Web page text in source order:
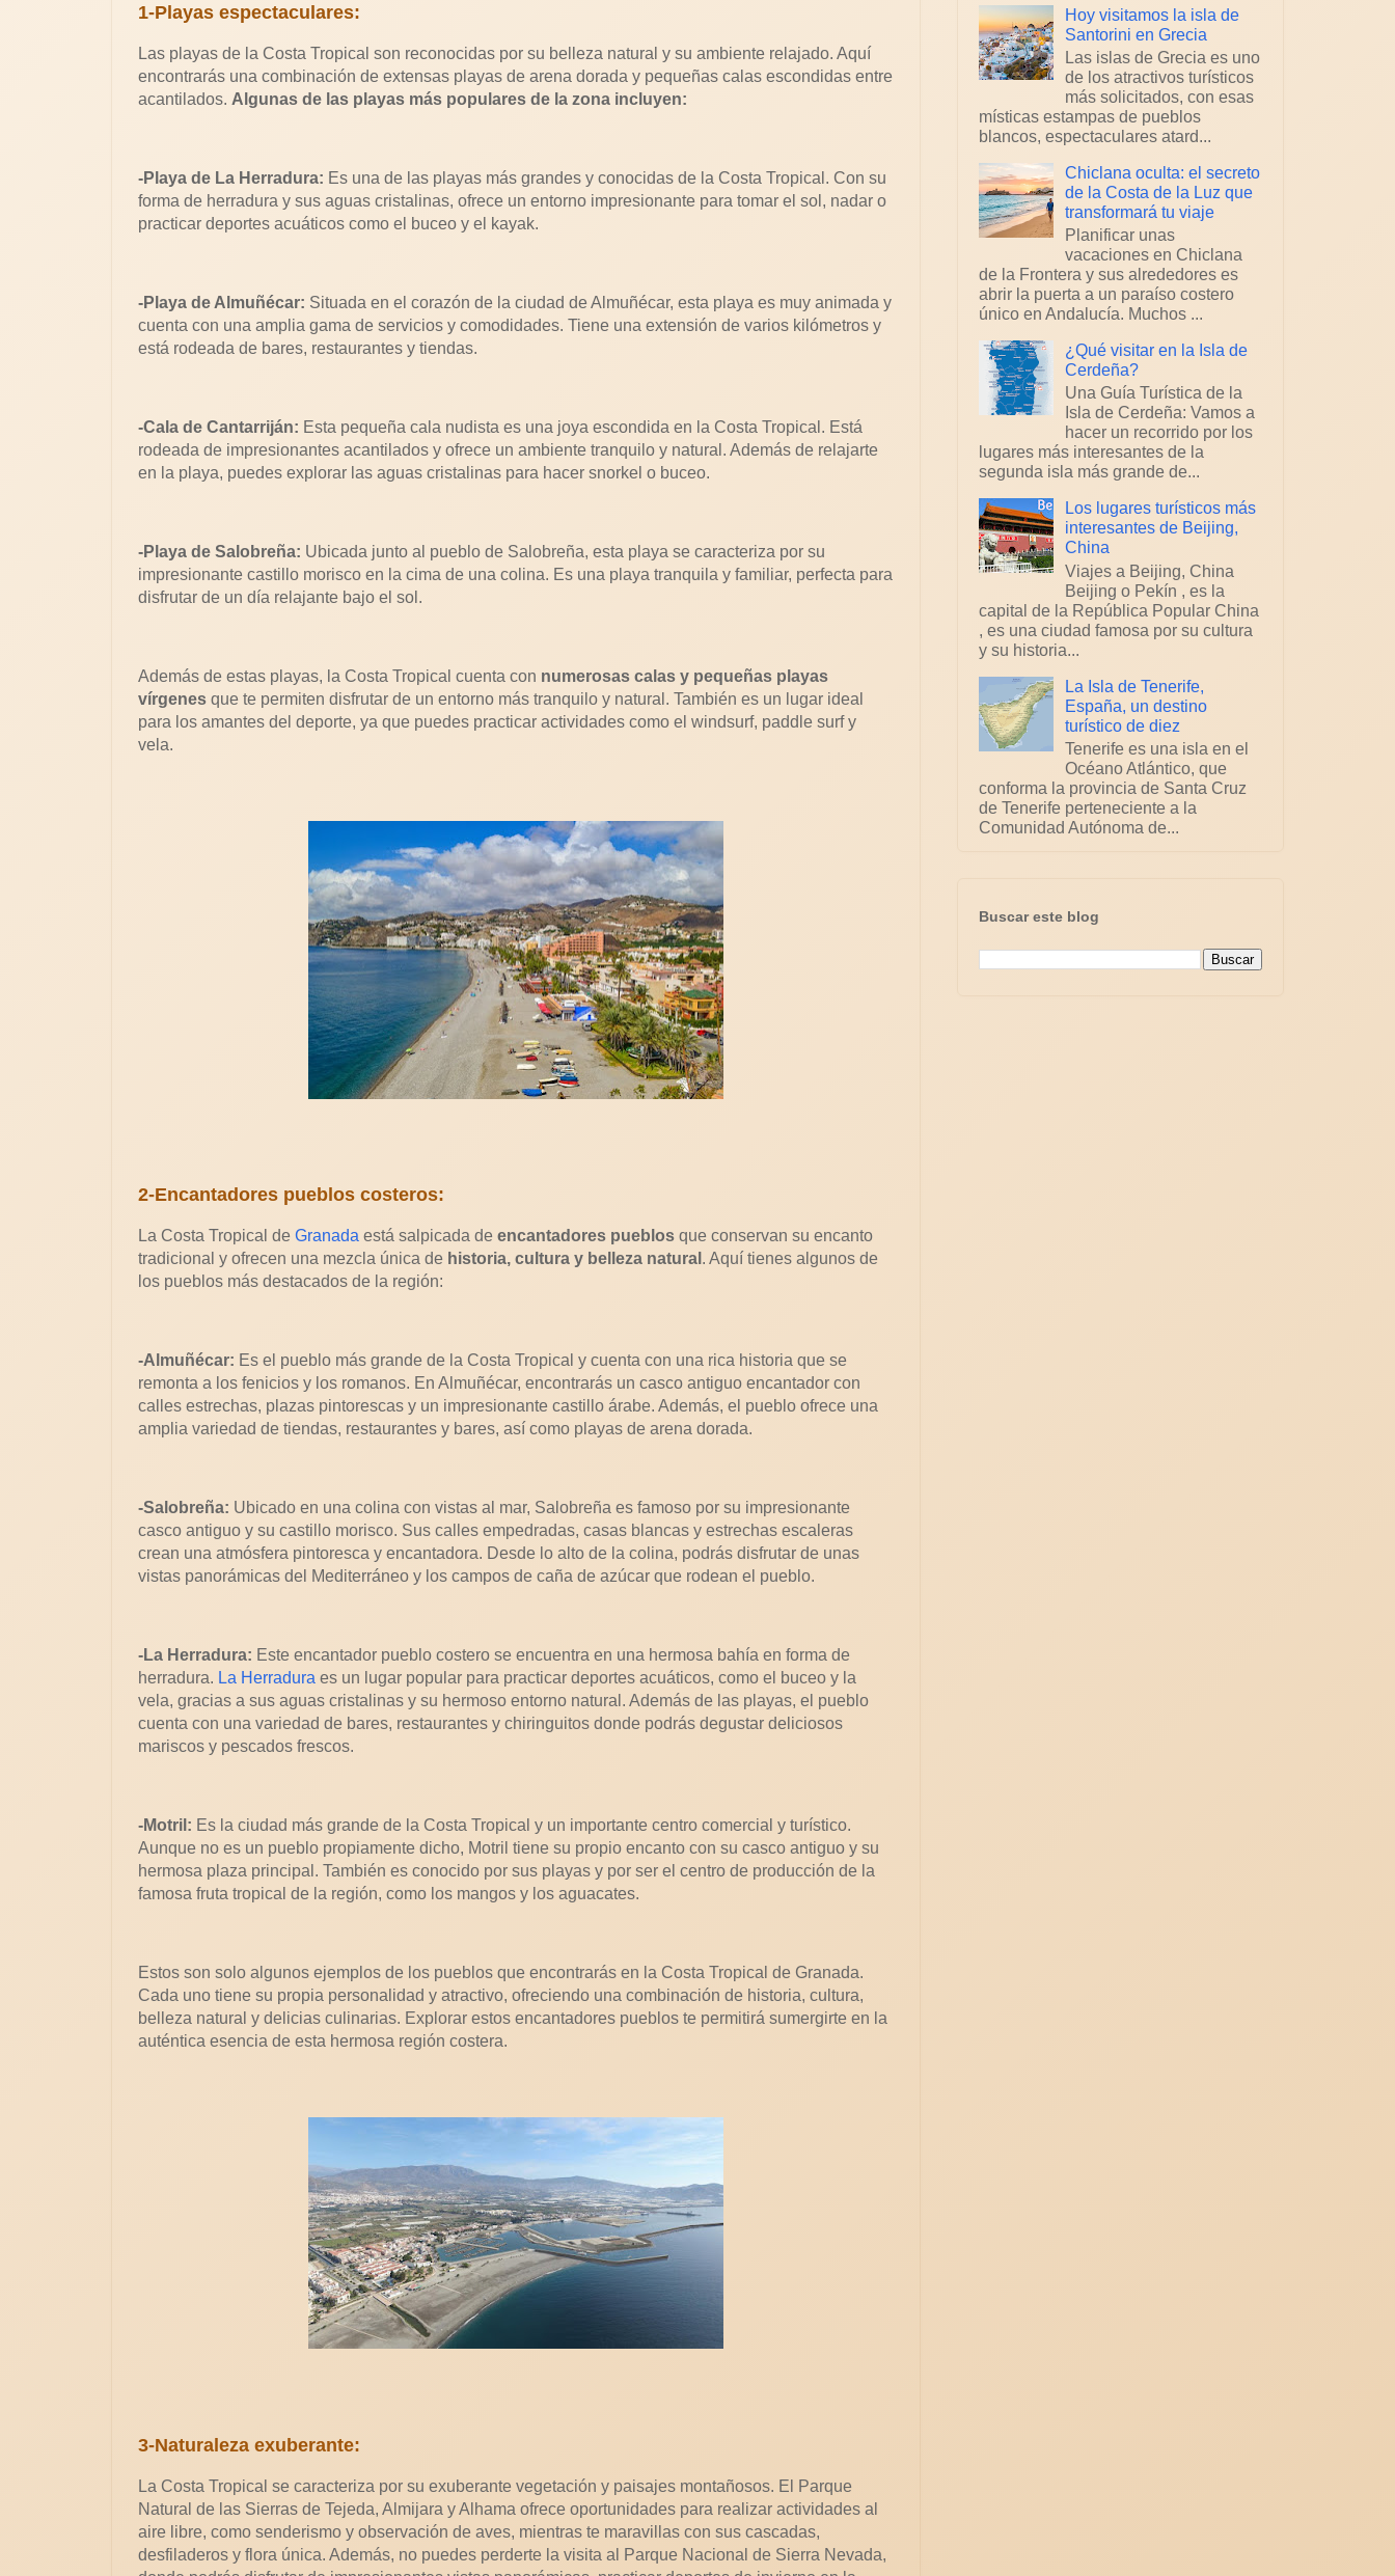
1-Playas espectaculares:
Las playas de la Costa Tropical son reconocidas por su belleza natural y su ambiente relajado. Aquí
encontrarás una combinación de extensas playas de arena dorada y pequeñas calas escondidas entre
acantilados. Algunas de las playas más populares de la zona incluyen:
-Playa de La Herradura: Es una de las playas más grandes y conocidas de la Costa Tropical. Con su
forma de herradura y sus aguas cristalinas, ofrece un entorno impresionante para tomar el sol, nadar o
practicar deportes acuáticos como el buceo y el kayak.
-Playa de Almuñécar: Situada en el corazón de la ciudad de Almuñécar, esta playa es muy animada y
cuenta con una amplia gama de servicios y comodidades. Tiene una extensión de varios kilómetros y
está rodeada de bares, restaurantes y tiendas.
-Cala de Cantarriján: Esta pequeña cala nudista es una joya escondida en la Costa Tropical. Está
rodeada de impresionantes acantilados y ofrece un ambiente tranquilo y natural. Además de relajarte
en la playa, puedes explorar las aguas cristalinas para hacer snorkel o buceo.
-Playa de Salobreña: Ubicada junto al pueblo de Salobreña, esta playa se caracteriza por su
impresionante castillo morisco en la cima de una colina. Es una playa tranquila y familiar, perfecta para
disfrutar de un día relajante bajo el sol.
Además de estas playas, la Costa Tropical cuenta con numerosas calas y pequeñas playas
vírgenes que te permiten disfrutar de un entorno más tranquilo y natural. También es un lugar ideal
para los amantes del deporte, ya que puedes practicar actividades como el windsurf, paddle surf y
vela.
2-Encantadores pueblos costeros:
La Costa Tropical de Granada está salpicada de encantadores pueblos que conservan su encanto
tradicional y ofrecen una mezcla única de historia, cultura y belleza natural . Aquí tienes algunos de
los pueblos más destacados de la región:
-Almuñécar: Es el pueblo más grande de la Costa Tropical y cuenta con una rica historia que se
remonta a los fenicios y los romanos. En Almuñécar, encontrarás un casco antiguo encantador con
calles estrechas, plazas pintorescas y un impresionante castillo árabe. Además, el pueblo ofrece una
amplia variedad de tiendas, restaurantes y bares, así como playas de arena dorada.
-Salobreña: Ubicado en una colina con vistas al mar, Salobreña es famoso por su impresionante
casco antiguo y su castillo morisco. Sus calles empedradas, casas blancas y estrechas escaleras
crean una atmósfera pintoresca y encantadora. Desde lo alto de la colina, podrás disfrutar de unas
vistas panorámicas del Mediterráneo y los campos de caña de azúcar que rodean el pueblo.
-La Herradura: Este encantador pueblo costero se encuentra en una hermosa bahía en forma de
herradura. La Herradura es un lugar popular para practicar deportes acuáticos, como el buceo y la
vela, gracias a sus aguas cristalinas y su hermoso entorno natural. Además de las playas, el pueblo
cuenta con una variedad de bares, restaurantes y chiringuitos donde podrás degustar deliciosos
mariscos y pescados frescos.
-Motril: Es la ciudad más grande de la Costa Tropical y un importante centro comercial y turístico.
Aunque no es un pueblo propiamente dicho, Motril tiene su propio encanto con su casco antiguo y su
hermosa plaza principal. También es conocido por sus playas y por ser el centro de producción de la
famosa fruta tropical de la región, como los mangos y los aguacates.
Estos son solo algunos ejemplos de los pueblos que encontrarás en la Costa Tropical de Granada.
Cada uno tiene su propia personalidad y atractivo, ofreciendo una combinación de historia, cultura,
belleza natural y delicias culinarias. Explorar estos encantadores pueblos te permitirá sumergirte en la
auténtica esencia de esta hermosa región costera.
3-Naturaleza exuberante:
La Costa Tropical se caracteriza por su exuberante vegetación y paisajes montañosos. El Parque
Natural de las Sierras de Tejeda, Almijara y Alhama ofrece oportunidades para realizar actividades al
aire libre, como senderismo y observación de aves, mientras te maravillas con sus cascadas,
desfiladeros y flora única. Además, no puedes perderte la visita al Parque Nacional de Sierra Nevada,
Hoy visitamos la isla de
Santorini en Grecia
Las islas de Grecia es uno
de los atractivos turísticos
más solicitados, con esas
místicas estampas de pueblos
blancos, espectaculares atard...
Chiclana oculta: el secreto
de la Costa de la Luz que
transformará tu viaje
Planificar unas
vacaciones en Chiclana
de la Frontera y sus alrededores es
abrir la puerta a un paraíso costero
único en Andalucía. Muchos ...
¿Qué visitar en la Isla de
Cerdeña?
Una Guía Turística de la
Isla de Cerdeña: Vamos a
hacer un recorrido por los
lugares más interesantes de la
segunda isla más grande de...
Los lugares turísticos más
interesantes de Beijing,
China
Viajes a Beijing, China
Beijing o Pekín , es la
capital de la República Popular China
, es una ciudad famosa por su cultura
y su historia...
La Isla de Tenerife,
España, un destino
turístico de diez
Tenerife es una isla en el
Océano Atlántico, que
conforma la provincia de Santa Cruz
de Tenerife perteneciente a la
Comunidad Autónoma de...
Buscar este blog